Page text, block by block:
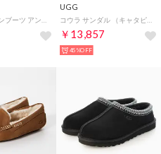
UGG
コウラ サンダル （キャタピラー）
￥13,857
45%OFF